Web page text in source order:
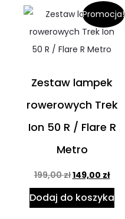
Promocja!
Zestaw lampek
rowerowych Trek
Ion 50 R / Flare R
Metro
199,00zł149,00 zł
Dodaj do koszyka